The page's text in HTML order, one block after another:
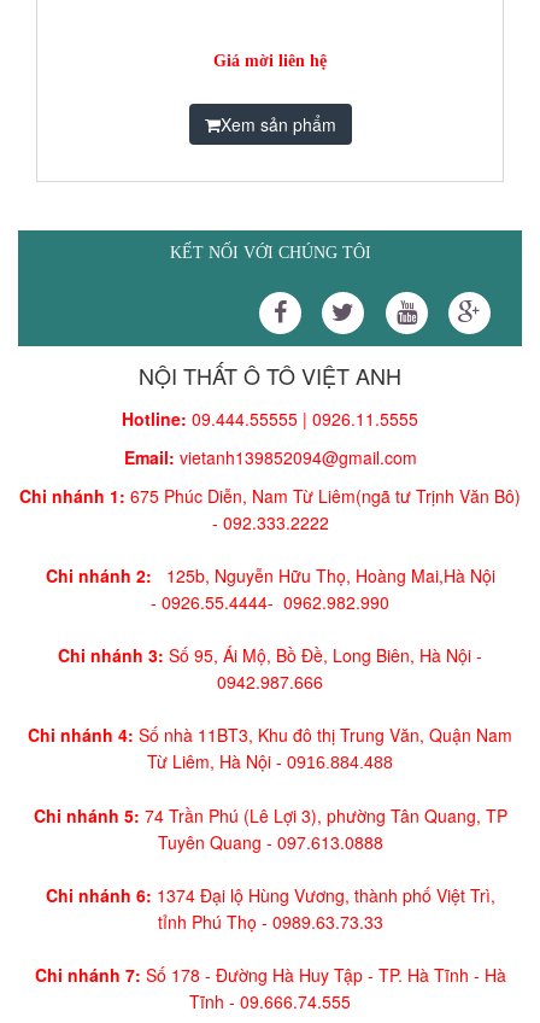
Giá mời liên hệ
Xem sản phẩm
KẾT NỐI VỚI CHÚNG TÔI
NỘI THẤT Ô TÔ VIỆT ANH
Hotline: 09.444.55555 | 0926.11.5555
Email: vietanh139852094@gmail.com
Chi nhánh 1: 675 Phúc Diễn, Nam Từ Liêm(ngã tư Trịnh Văn Bô)
- 092.333.2222
Chi nhánh 2: 125b, Nguyễn Hữu Thọ, Hoàng Mai,Hà Nội
- 0926.55.4444- 0962.982.990
Chi nhánh 3: Số 95, Ái Mộ, Bồ Đề, Long Biên, Hà Nội -
0942.987.666
Chi nhánh 4: Số nhà 11BT3, Khu đô thị Trung Văn, Quận Nam
Từ Liêm, Hà Nội - 0916.884.488
Chi nhánh 5: 74 Trần Phú (Lê Lợi 3), phường Tân Quang, TP
Tuyên Quang - 097.613.0888
Chi nhánh 6: 1374 Đại lộ Hùng Vương, thành phố Việt Trì,
tỉnh Phú Thọ - 0989.63.73.33
Chi nhánh 7: Số 178 - Đường Hà Huy Tập - TP. Hà Tĩnh - Hà
Tĩnh - 09.666.74.555